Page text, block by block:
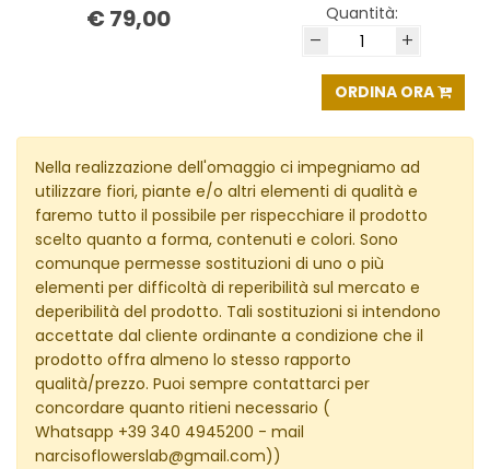
€ 79,00 Quantità:
– +
ORDINA ORA
Nella realizzazione dell'omaggio ci impegniamo ad
utilizzare fiori, piante e/o altri elementi di qualità e
faremo tutto il possibile per rispecchiare il prodotto
scelto quanto a forma, contenuti e colori. Sono
comunque permesse sostituzioni di uno o più
elementi per difficoltà di reperibilità sul mercato e
deperibilità del prodotto. Tali sostituzioni si intendono
accettate dal cliente ordinante a condizione che il
prodotto offra almeno lo stesso rapporto
qualità/prezzo. Puoi sempre contattarci per
concordare quanto ritieni necessario (
Whatsapp +39 340 4945200 - mail
narcisoflowerslab@gmail.com))